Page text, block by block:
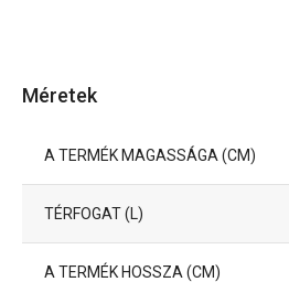
Méretek
A TERMÉK MAGASSÁGA (CM)
TÉRFOGAT (L)
A TERMÉK HOSSZA (CM)